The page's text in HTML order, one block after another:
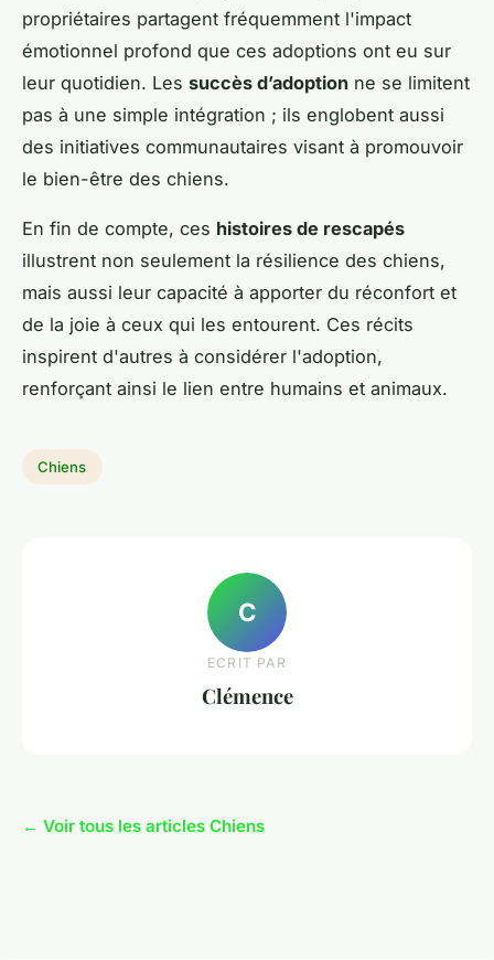
propriétaires partagent fréquemment l'impact
émotionnel profond que ces adoptions ont eu sur
leur quotidien. Les succès d’adoption ne se limitent
pas à une simple intégration ; ils englobent aussi
des initiatives communautaires visant à promouvoir
le bien-être des chiens.
En fin de compte, ces histoires de rescapés
illustrent non seulement la résilience des chiens,
mais aussi leur capacité à apporter du réconfort et
de la joie à ceux qui les entourent. Ces récits
inspirent d'autres à considérer l'adoption,
renforçant ainsi le lien entre humains et animaux.
Chiens
C
ECRIT PAR
Clémence
← Voir tous les articles Chiens